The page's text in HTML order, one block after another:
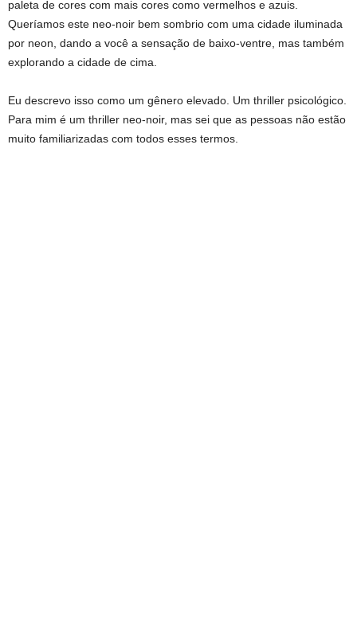
paleta de cores com mais cores como vermelhos e azuis.
Queríamos este neo-noir bem sombrio com uma cidade iluminada
por neon, dando a você a sensação de baixo-ventre, mas também
explorando a cidade de cima.
Eu descrevo isso como um gênero elevado. Um thriller psicológico.
Para mim é um thriller neo-noir, mas sei que as pessoas não estão
muito familiarizadas com todos esses termos.